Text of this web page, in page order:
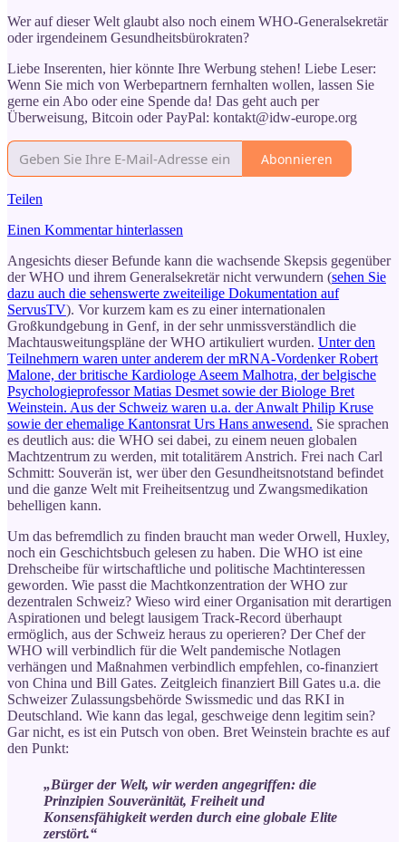
Wer auf dieser Welt glaubt also noch einem WHO-Generalsekretär
oder irgendeinem Gesundheitsbürokraten?
Liebe Inserenten, hier könnte Ihre Werbung stehen! Liebe Leser:
Wenn Sie mich von Werbepartnern fernhalten wollen, lassen Sie
gerne ein Abo oder eine Spende da! Das geht auch per
Überweisung, Bitcoin oder PayPal: kontakt@idw-europe.org
Abonnieren
Teilen
Einen Kommentar hinterlassen
Angesichts dieser Befunde kann die wachsende Skepsis gegenüber
der WHO und ihrem Generalsekretär nicht verwundern (sehen Sie
dazu auch die sehenswerte zweiteilige Dokumentation auf
ServusTV). Vor kurzem kam es zu einer internationalen
Großkundgebung in Genf, in der sehr unmissverständlich die
Machtausweitungspläne der WHO artikuliert wurden. Unter den
Teilnehmern waren unter anderem der mRNA-Vordenker Robert
Malone, der britische Kardiologe Aseem Malhotra, der belgische
Psychologieprofessor Matias Desmet sowie der Biologe Bret
Weinstein. Aus der Schweiz waren u.a. der Anwalt Philip Kruse
sowie der ehemalige Kantonsrat Urs Hans anwesend. Sie sprachen
es deutlich aus: die WHO sei dabei, zu einem neuen globalen
Machtzentrum zu werden, mit totalitärem Anstrich. Frei nach Carl
Schmitt: Souverän ist, wer über den Gesundheitsnotstand befindet
und die ganze Welt mit Freiheitsentzug und Zwangsmedikation
behelligen kann.
Um das befremdlich zu finden braucht man weder Orwell, Huxley,
noch ein Geschichtsbuch gelesen zu haben. Die WHO ist eine
Drehscheibe für wirtschaftliche und politische Machtinteressen
geworden. Wie passt die Machtkonzentration der WHO zur
dezentralen Schweiz? Wieso wird einer Organisation mit derartigen
Aspirationen und belegt lausigem Track-Record überhaupt
ermöglich, aus der Schweiz heraus zu operieren? Der Chef der
WHO will verbindlich für die Welt pandemische Notlagen
verhängen und Maßnahmen verbindlich empfehlen, co-finanziert
von China und Bill Gates. Zeitgleich finanziert Bill Gates u.a. die
Schweizer Zulassungsbehörde Swissmedic und das RKI in
Deutschland. Wie kann das legal, geschweige denn legitim sein?
Gar nicht, es ist ein Putsch von oben. Bret Weinstein brachte es auf
den Punkt:
„Bürger der Welt, wir werden angegriffen: die
Prinzipien Souveränität, Freiheit und
Konsensfähigkeit werden durch eine globale Elite
zerstört.“